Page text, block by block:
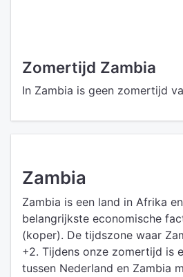
Zomertijd Zambia
In Zambia is geen zomertijd
Zambia
Zambia is een land in Afrika
belangrijkste economische
(koper). De tijdszone waar
+2. Tijdens onze zomertijd is
tussen Nederland en Zambia